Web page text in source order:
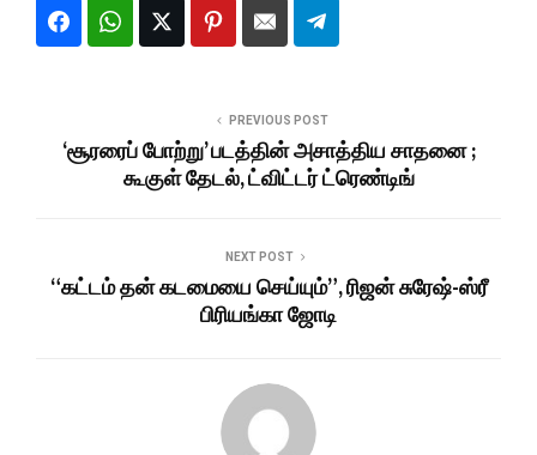
PREVIOUS POST
‘சூரரைப் போற்று’ படத்தின் அசாத்திய சாதனை ;
கூகுள் தேடல், ட்விட்டர் ட்ரெண்டிங்
NEXT POST
“கட்டம் தன் கடமையை செய்யும்”, ரிஜன் சுரேஷ்-ஸ்ரீ
பிரியங்கா ஜோடி